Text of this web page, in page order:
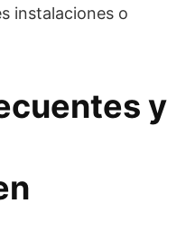
instalaciones o
y